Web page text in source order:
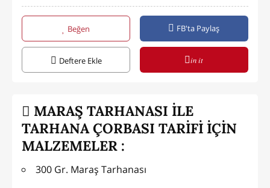
Beğen FB'ta Paylaş
Deftere Ekle in it
MARAŞ TARHANASI İLE
TARHANA ÇORBASI TARİFİ İÇİN
MALZEMELER :
300 Gr. Maraş Tarhanası